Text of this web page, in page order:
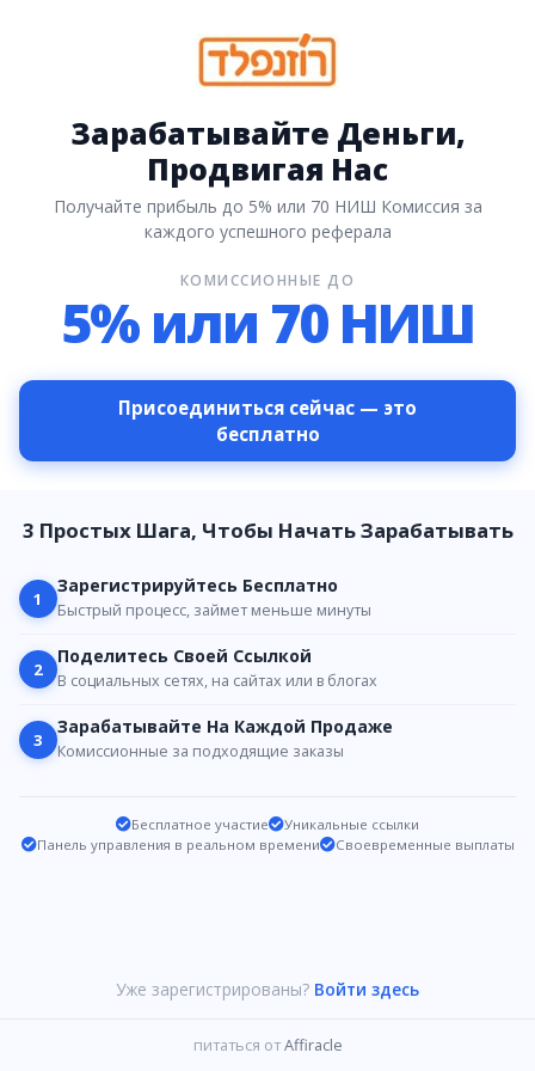
Зарабатывайте Деньги,
Продвигая Нас
Получайте прибыль до 5% или 70 НИШ Комиссия за
каждого успешного реферала
КОМИССИОННЫЕ ДО
5% или 70 НИШ
Присоединиться сейчас — это
бесплатно
3 Простых Шага, Чтобы Начать Зарабатывать
1
Зарегистрируйтесь Бесплатно
Быстрый процесс, займет меньше минуты
2
Поделитесь Своей Ссылкой
В социальных сетях, на сайтах или в блогах
3
Зарабатывайте На Каждой Продаже
Комиссионные за подходящие заказы
Бесплатное участие
Уникальные ссылки
Панель управления в реальном времени
Своевременные выплаты
Уже зарегистрированы? Войти здесь
питаться отAffiracle